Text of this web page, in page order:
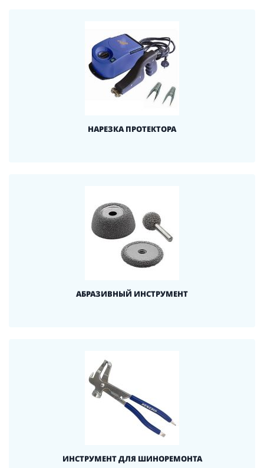
НАРЕЗКА ПРОТЕКТОРА
АБРАЗИВНЫЙ ИНСТРУМЕНТ
ИНСТРУМЕНТ ДЛЯ ШИНОРЕМОНТА